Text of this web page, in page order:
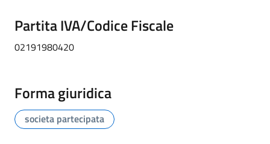
Partita IVA/Codice Fiscale
02191980420
Forma giuridica
societa partecipata